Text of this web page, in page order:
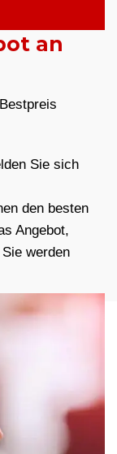
an
Sie sich
den besten
Angebot,
werden